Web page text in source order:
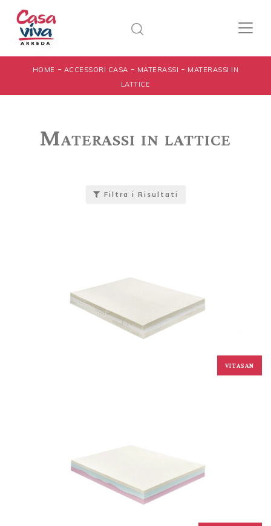
HOME - ACCESSORI CASA - MATERASSI - MATERASSI IN
LATTICE
Materassi in lattice
Filtra i Risultati
VITASAN